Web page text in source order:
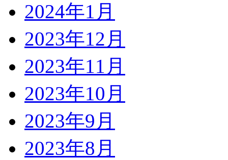
2024年1月
2023年12月
2023年11月
2023年10月
2023年9月
2023年8月